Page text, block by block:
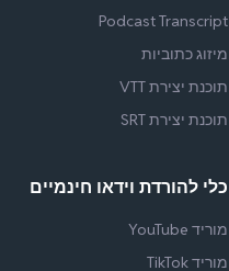
Podcast Transcript
מיזוג כתוביות
תוכנת יצירת VTT
תוכנת יצירת SRT
כלי להורדת וידאו חינמיים
מוריד YouTube
מוריד TikTok